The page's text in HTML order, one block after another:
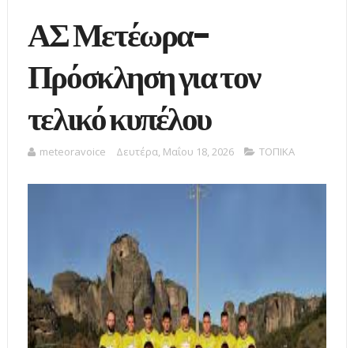
ΑΣ Μετέωρα-
Πρόσκληση για τον
τελικό κυπέλου
meteoravoice Δευτέρα, Μαΐου 18, 2026 ΤΟΠΙΚΑ